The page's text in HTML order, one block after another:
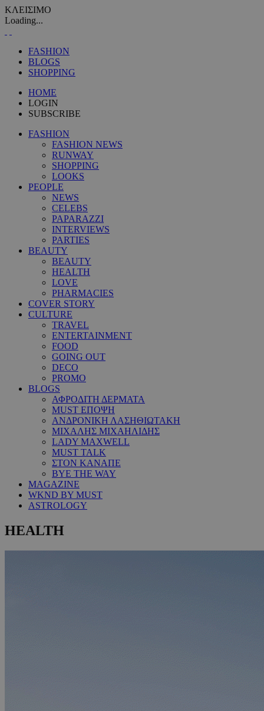
ΚΛΕΙΣΙΜΟ
Loading...
FASHION
BLOGS
SHOPPING
HOME
LOGIN
SUBSCRIBE
FASHION
FASHION NEWS
RUNWAY
SHOPPING
LOOKS
PEOPLE
NEWS
CELEBS
PAPARAZZI
INTERVIEWS
PARTIES
BEAUTY
BEAUTY
HEALTH
LOVE
PHARMACIES
COVER STORY
CULTURE
TRAVEL
ENTERTAINMENT
FOOD
GOING OUT
DECO
PROMO
BLOGS
ΑΦΡΟΔΙΤΗ ΔΕΡΜΑΤΑ
MUST ΕΠΟΨΗ
ΑΝΔΡΟΝΙΚΗ ΛΑΣΗΘΙΩΤΑΚΗ
ΜΙΧΑΛΗΣ ΜΙΧΑΗΛΙΔΗΣ
LADY MAXWELL
MUST TALK
ΣΤΟΝ ΚΑΝΑΠΕ
BYE THE WAY
MAGAZINE
WKND BY MUST
ASTROLOGY
HEALTH